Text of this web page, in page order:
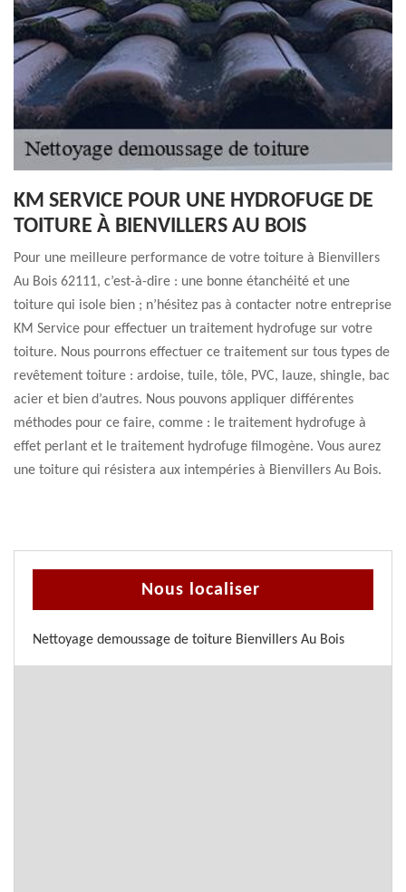
KM SERVICE POUR UNE HYDROFUGE DE
TOITURE À BIENVILLERS AU BOIS
Pour une meilleure performance de votre toiture à Bienvillers
Au Bois 62111, c’est-à-dire : une bonne étanchéité et une
toiture qui isole bien ; n’hésitez pas à contacter notre entreprise
KM Service pour effectuer un traitement hydrofuge sur votre
toiture. Nous pourrons effectuer ce traitement sur tous types de
revêtement toiture : ardoise, tuile, tôle, PVC, lauze, shingle, bac
acier et bien d’autres. Nous pouvons appliquer différentes
méthodes pour ce faire, comme : le traitement hydrofuge à
effet perlant et le traitement hydrofuge filmogène. Vous aurez
une toiture qui résistera aux intempéries à Bienvillers Au Bois.
Nous localiser
Nettoyage demoussage de toiture Bienvillers Au Bois